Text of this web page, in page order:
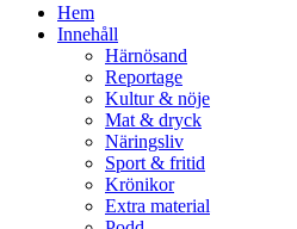
Hem
Innehåll
Härnösand
Reportage
Kultur & nöje
Mat & dryck
Näringsliv
Sport & fritid
Krönikor
Extra material